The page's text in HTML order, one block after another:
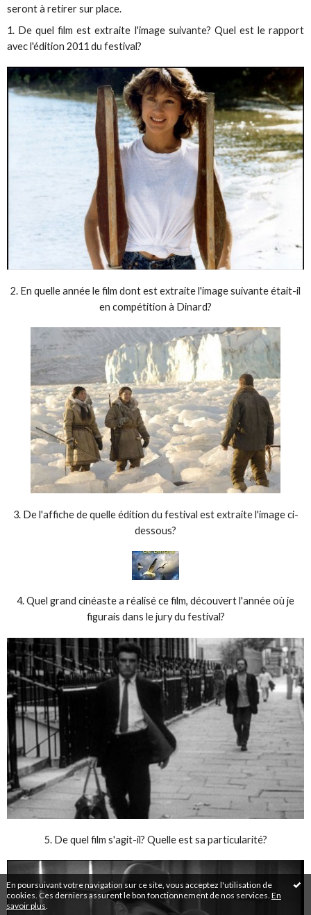
En poursuivant votre navigation sur ce site, vous acceptez l'utilisation de
cookies. Ces derniers assurent le bon fonctionnement de nos services. En
savoir plus
seront à retirer sur place.
1. De quel film est extraite l'image suivante? Quel est le rapport
avec l'édition 2011 du festival?
2. En quelle année le film dont est extraite l'image suivante était-il
en compétition à Dinard?
3. De l'affiche de quelle édition du festival est extraite l'image ci-
dessous?
4. Quel grand cinéaste a réalisé ce film, découvert l'année où je
figurais dans le jury du festival?
5. De quel film s'agit-il? Quelle est sa particularité?